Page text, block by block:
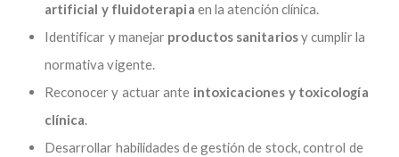
artificial y fluidoterapia en la atención clínica.
Identificar y manejar productos sanitariosy cumplir la
normativa vigente.
Reconocer y actuar ante intoxicaciones y toxicología
clínica.
Desarrollar habilidades de gestión de stock, control de